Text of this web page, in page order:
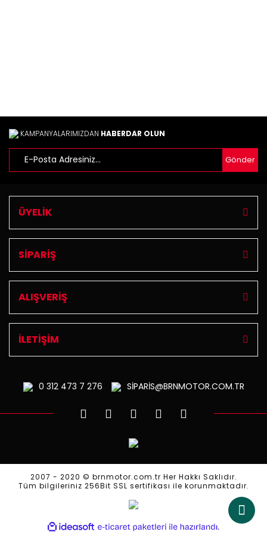
KAMPANYALARIMIZDAN HABERDAR OLUN
Gönder
ÜYELİK
SİPARİŞ
ALIŞVERİŞ
İLETİŞİM
0 312473 7 276 SİPARİS@BRNMOTOR.COM.TR
2007 - 2020 © brnmotor.com.tr Her Hakkı Saklıdır.
Tüm bilgileriniz 256Bit SSL sertifikası ile korunmaktadır.
ideasoft
e-